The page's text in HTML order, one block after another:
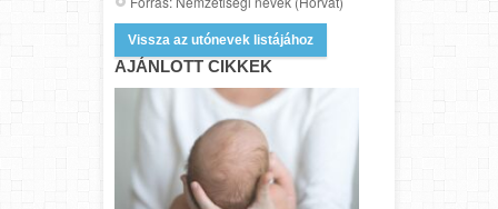
Vissza az utónevek listájához
AJÁNLOTT CIKKEK